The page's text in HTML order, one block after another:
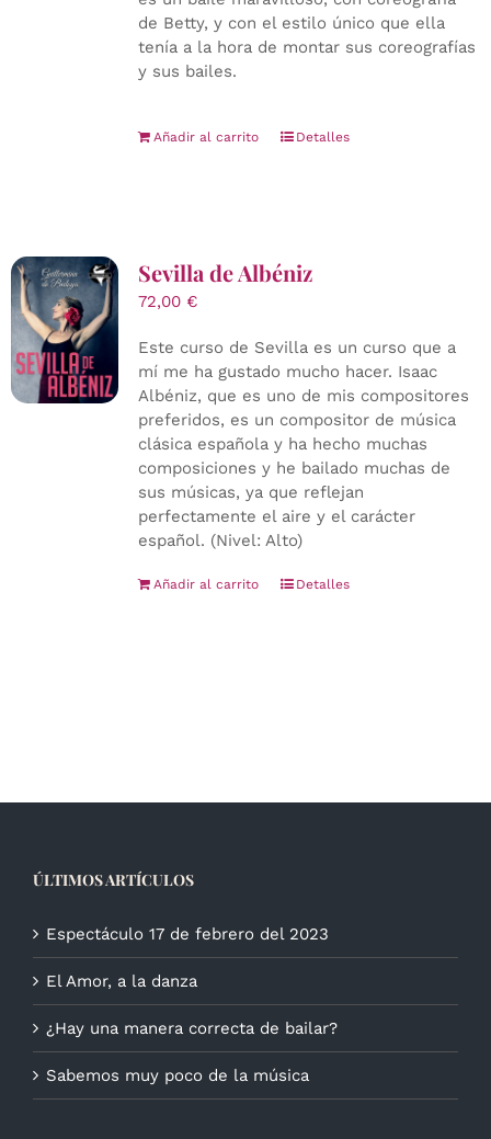
de Betty, y con el estilo único que ella
tenía a la hora de montar sus coreografías
y sus bailes.
Añadir al carrito Detalles
Sevilla de Albéniz
72,00 €
Este curso de Sevilla es un curso que a
mí me ha gustado mucho hacer. Isaac
Albéniz, que es uno de mis compositores
preferidos, es un compositor de música
clásica española y ha hecho muchas
composiciones y he bailado muchas de
sus músicas, ya que reflejan
perfectamente el aire y el carácter
español. (Nivel: Alto)
Añadir al carrito Detalles
ÚLTIMOS ARTÍCULOS
Espectáculo 17 de febrero del 2023
El Amor, a la danza
¿Hay una manera correcta de bailar?
Sabemos muy poco de la música